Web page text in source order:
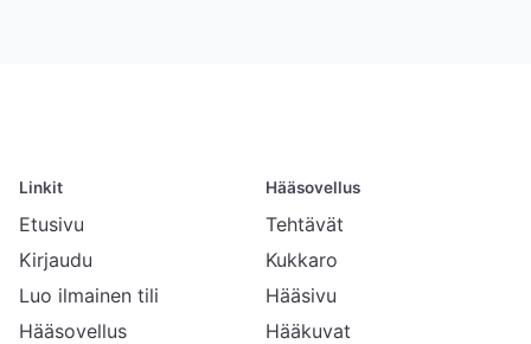
Linkit
Etusivu
Kirjaudu
Luo ilmainen tili
Hääsovellus
Hääsovellus
Tehtävät
Kukkaro
Hääsivu
Hääkuvat